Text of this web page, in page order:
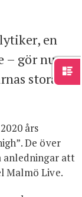
en
– gör nu
stora
års
De över
anledningar att
Malmö Live.